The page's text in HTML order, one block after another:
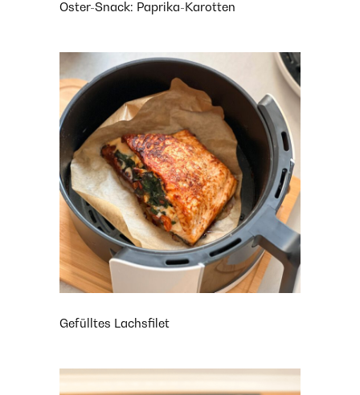
Oster-Snack: Paprika-Karotten
Gefülltes Lachsfilet